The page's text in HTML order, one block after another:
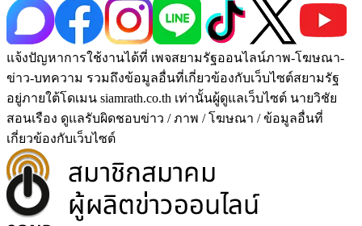
แจ้งปัญหาการใช้งานได้ที่ เพจสยามรัฐออนไลน์ภาพ-โฆษณา-
ข่าว-บทความ รวมถึงข้อมูลอื่นที่เกี่ยวข้องกับเว็บไซต์สยามรัฐ
อยู่ภายใต้โดเมน siamrath.co.th เท่านั้นผู้ดูแลเว็บไซต์ นายวิชัย
สอนเรือง ดูแลรับผิดชอบข่าว / ภาพ / โฆษณา / ข้อมูลอื่นที่
เกี่ยวข้องกับเว็บไซต์